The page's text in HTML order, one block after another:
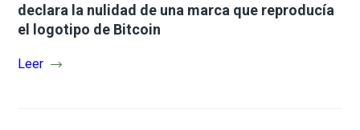
declara la nulidad de una marca que reproducía
el logotipo de Bitcoin
Leer